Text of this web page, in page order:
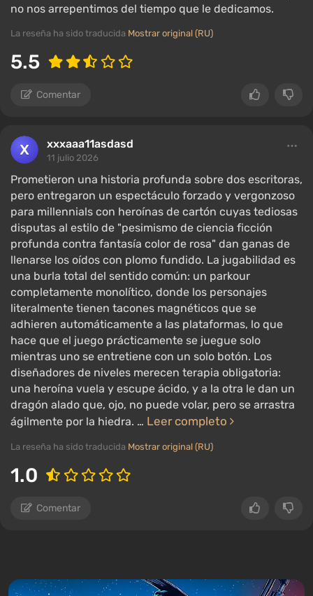
no nos arrepentimos del tiempo que le dedicamos.
La reseña ha sido traducida Mostrar original (RU)
5.5
Comentar
xxxaaa11asdasd
11 julio 2026
Prometieron una historia profunda sobre dos escritoras,
pero entregaron un espectáculo forzado y vergonzoso
para millennials con heroínas de cartón cuyas tediosas
disputas al estilo de "pesimismo de ciencia ficción
profunda contra fantasía color de rosa" dan ganas de
llenarse los oídos con plomo fundido. La jugabilidad es
una burla total del sentido común: un parkour
completamente monolítico, donde los personajes
literalmente tienen tacones magnéticos que se
adhieren automáticamente a las plataformas, lo que
hace que el juego prácticamente se juegue solo
mientras uno se entretiene con un solo botón. Los
diseñadores de niveles merecen terapia obligatoria:
una heroína vuela y escupe ácido, y a la otra le dan un
dragón alado que, ojo, no puede volar, pero se arrastra
ágilmente por la hiedra. … Leer completo
La reseña ha sido traducida Mostrar original (RU)
1.0
Comentar